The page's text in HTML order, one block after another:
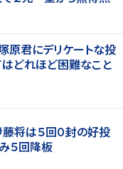
原君にデリケートな投
どれほど困難なこと
将は５回０封の好投
５回降板